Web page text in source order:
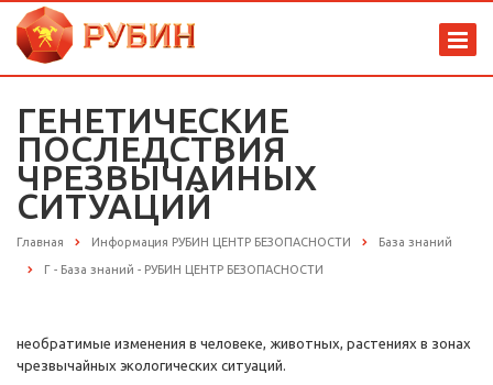
ГЕНЕТИЧЕСКИЕ
ПОСЛЕДСТВИЯ
ЧРЕЗВЫЧАЙНЫХ
СИТУАЦИЙ
Главная Информация РУБИН ЦЕНТР БЕЗОПАСНОСТИ База знаний
Г - База знаний - РУБИН ЦЕНТР БЕЗОПАСНОСТИ
необратимые изменения в человеке, животных, растениях в зонах
чрезвычайных экологических ситуаций.